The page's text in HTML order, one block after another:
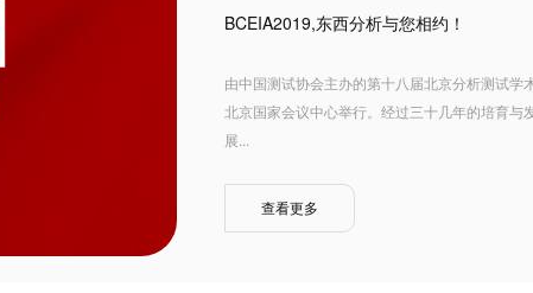
BCEIA2019,东西分析与您相约！
由中国测试协会主办的第十八届北京分析测试
北京国家会议中心举行。经过三十几年的培育与
展...
查看更多